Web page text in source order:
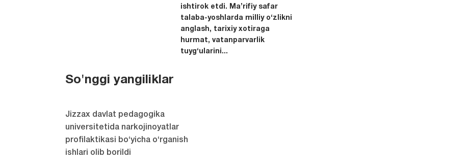
ishtirok etdi. Ma’rifiy safar
talaba-yoshlarda milliy o‘zlikni
anglash, tarixiy xotiraga
hurmat, vatanparvarlik
tuyg‘ularini...
So'nggi yangiliklar
Jizzax davlat pedagogika
universitetida narkojinoyatlar
profilaktikasi bo‘yicha o‘rganish
ishlari olib borildi